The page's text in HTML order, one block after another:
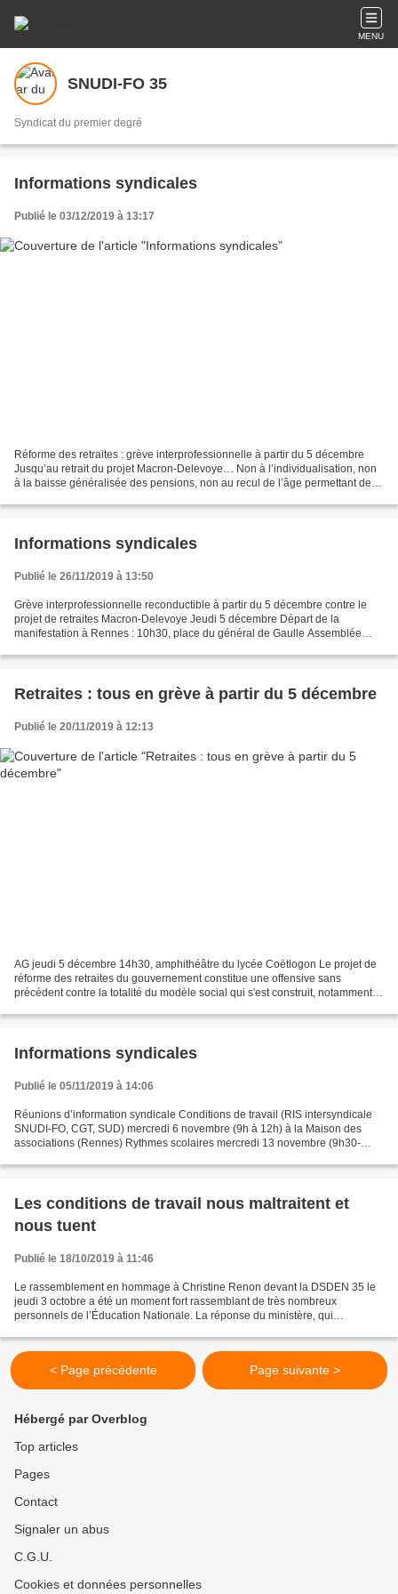
MENU
SNUDI-FO 35
Syndicat du premier degré
Informations syndicales
Publié le 03/12/2019 à 13:17
Réforme des retraites : grève interprofessionnelle à partir du 5 décembre
Jusqu’au retrait du projet Macron-Delevoye… Non à l’individualisation, non
à la baisse généralisée des pensions, non au recul de l’âge permettant de
Informations syndicales
Publié le 26/11/2019 à 13:50
Grève interprofessionnelle reconductible à partir du 5 décembre contre le
projet de retraites Macron-Delevoye Jeudi 5 décembre Départ de la
manifestation à Rennes : 10h30, place du général de Gaulle Assemblée
Retraites : tous en grève à partir du 5 décembre
Publié le 20/11/2019 à 12:13
AG jeudi 5 décembre 14h30, amphithéâtre du lycée Coëtlogon Le projet de
réforme des retraites du gouvernement constitue une offensive sans
précédent contre la totalité du modèle social qui s'est construit, notamment
Informations syndicales
Publié le 05/11/2019 à 14:06
Réunions d’information syndicale Conditions de travail (RIS intersyndicale
SNUDI-FO, CGT, SUD) mercredi 6 novembre (9h à 12h) à la Maison des
associations (Rennes) Rythmes scolaires mercredi 13 novembre (9h30-
Les conditions de travail nous maltraitent et
nous tuent
Publié le 18/10/2019 à 11:46
Le rassemblement en hommage à Christine Renon devant la DSDEN 35 le
jeudi 3 octobre a été un moment fort rassemblant de très nombreux
personnels de l’Éducation Nationale. La réponse du ministère, qui
< Page précédente Page suivante >
Hébergé par Overblog
Top articles
Pages
Contact
Signaler un abus
C.G.U.
Cookies et données personnelles